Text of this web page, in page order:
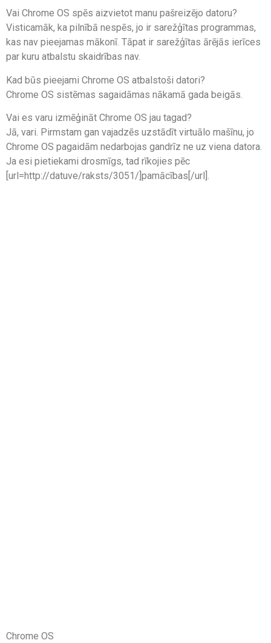
Vai Chrome OS spēs aizvietot manu pašreizējo datoru?
Visticamāk, ka pilnībā nespēs, jo ir sarežģītas programmas,
kas nav pieejamas mākonī. Tāpat ir sarežģītas ārējās ierīces
par kuru atbalstu skaidrības nav.
Kad būs pieejami Chrome OS atbalstoši datori?
Chrome OS sistēmas sagaidāmas nākamā gada beigās.
Vai es varu izmēģināt Chrome OS jau tagad?
Jā, vari. Pirmstam gan vajadzēs uzstādīt virtuālo mašīnu, jo
Chrome OS pagaidām nedarbojas gandrīz ne uz viena datora.
Ja esi pietiekami drosmīgs, tad rīkojies pēc
[url=http://datuve/raksts/3051/]pamācības[/url].
Chrome OS